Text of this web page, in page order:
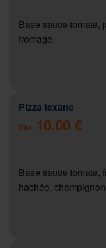
Base sauce tomate,
fromage
Pizza texane
Dès 10.00 €
Base sauce tomate,
hachée,